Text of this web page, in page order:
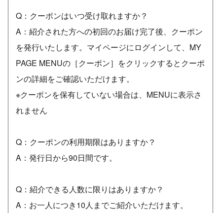
Q：クーポンはいつ受け取れますか？
A：紹介された方への初回のお届け完了後、クーポン
を発行いたします。マイページにログインして、MY
PAGE MENUの［クーポン］をクリックするとクーポ
ンの詳細をご確認いただけます。
※クーポンを保有していない場合は、MENUに表示さ
れません
Q：クーポンの利用期限はありますか？
A：発行日から90日間です。
Q：紹介できる人数に限りはありますか？
A：お一人につき10人までご紹介いただけます。